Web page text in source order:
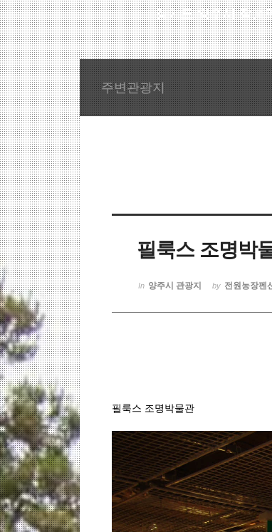
경기도 양주시 장흥
주변관광지
필룩스 조명박
In 양주시 관광지 by 전원농장펜
필룩스 조명박물관